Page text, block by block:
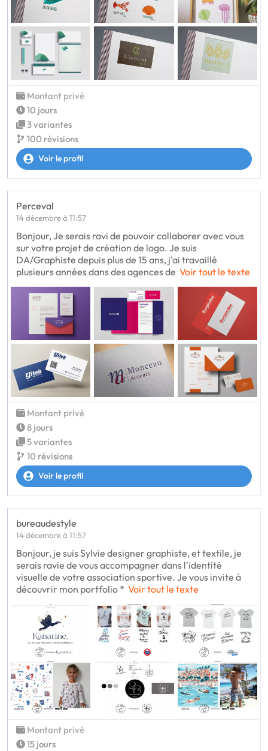
Montant privé
10 jours
3 variantes
100 révisions
Voir le profil
Perceval
14 décembre à 11:57
Bonjour, Je serais ravi de pouvoir collaborer avec vous
sur votre projet de création de logo. Je suis
DA/Graphiste depuis plus de 15 ans, j'ai travaillé
plusieurs années dans des agences de Voir tout le texte
Montant privé
8 jours
5 variantes
10 révisions
Voir le profil
bureaudestyle
14 décembre à 11:57
Bonjour, je suis Sylvie designer graphiste, et textile, je
serais ravie de vous accompagner dans l'identité
visuelle de votre association sportive. Je vous invite à
découvrir mon portfolio * Voir tout le texte
Montant privé
15 jours